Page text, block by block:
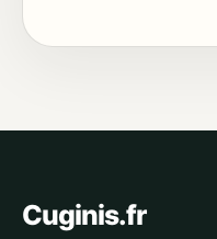
Cuginis.fr